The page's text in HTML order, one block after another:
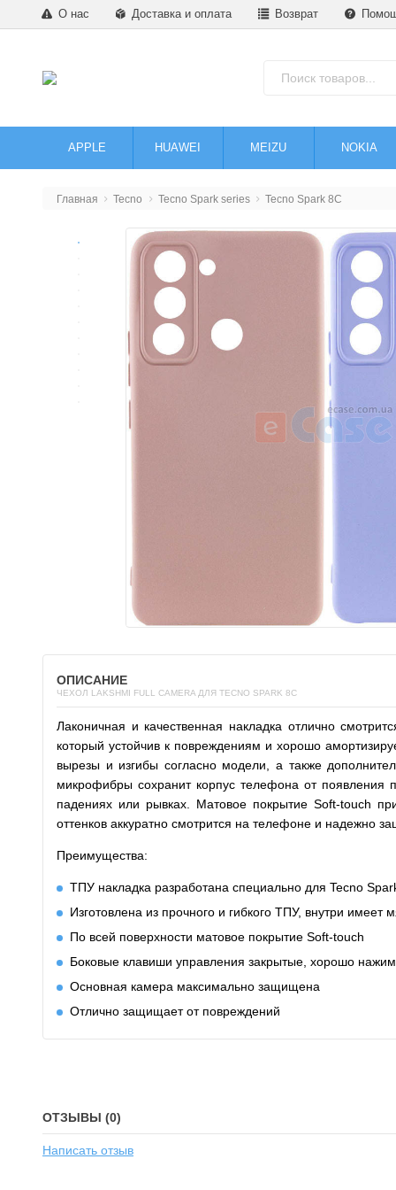
О нас Доставка и оплата Возврат
APPLE HUAWEI MEIZU NOKIA
Главная Tecno Tecno Spark series Tecno Spark 8C
ОПИСАНИЕ
ЧЕХОЛ LAKSHMI FULL CAMERA ДЛЯ TECNO SPARK 8C
Лаконичная и качественная накладка отлично
который устойчив к повреждениям и хорошо
вырезы и изгибы согласно модели, а также
микрофибры сохранит корпус телефона от появления
падениях или рывках. Матовое покрытие Soft-touch
оттенков аккуратно смотрится на телефоне и надежно
Преимущества:
ТПУ накладка разработана специально для Tecno
Изготовлена из прочного и гибкого ТПУ, внутри имеет
По всей поверхности матовое покрытие Soft-touch
Боковые клавиши управления закрытые, хорошо
Основная камера максимально защищена
Отлично защищает от повреждений
ОТЗЫВЫ (0)
Написать отзыв